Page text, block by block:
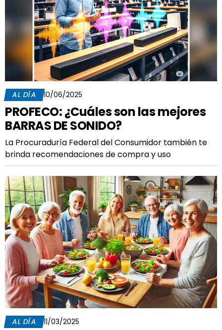
AL DÍA 10/06/2025
PROFECO: ¿Cuáles son las mejores
BARRAS DE SONIDO?
La Procuraduría Federal del Consumidor también te
brinda recomendaciones de compra y uso
AL DÍA 11/03/2025